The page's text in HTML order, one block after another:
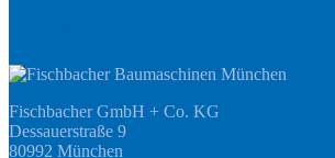
Fischbacher GmbH + Co. KG
Dessauerstraße 9
80992 München